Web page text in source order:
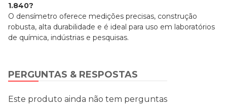
1.840?
O densímetro oferece medições precisas, construção
robusta, alta durabilidade e é ideal para uso em laboratórios
de química, indústrias e pesquisas.
PERGUNTAS & RESPOSTAS
Este produto ainda não tem perguntas